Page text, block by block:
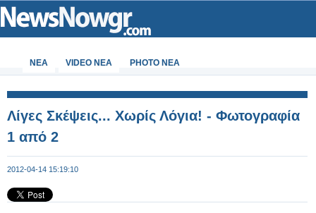
ΝΕΑ VIDEO NEA PHOTO NEA
Λίγες Σκέψεις... Χωρίς Λόγια! - Φωτογραφία
1 από 2
2012-04-14 15:19:10